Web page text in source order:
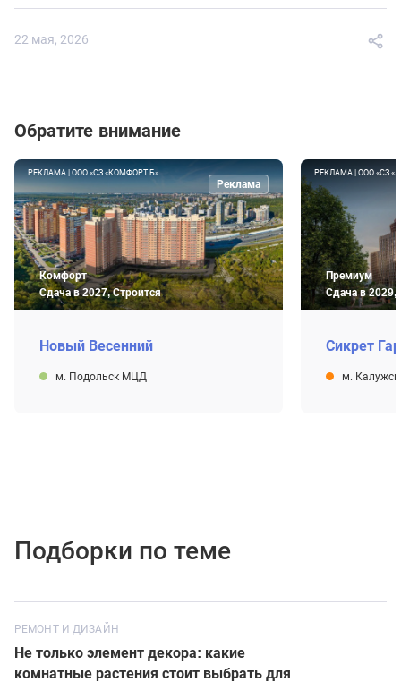
22 мая, 2026
Обратите внимание
РЕКЛАМА | ООО «СЗ «КОМФОРТ Б»
Комфорт
Сдача в 2027, Строится
Реклама
Новый Весенний
м. Подольск МЦД
РЕКЛАМА | ООО «СЗ
Премиум
Сдача в 2029,
Сикрет
м.
Подборки по теме
РЕМОНТ И ДИЗАЙН
Не только элемент декора: какие
комнатные растения стоит выбрать для